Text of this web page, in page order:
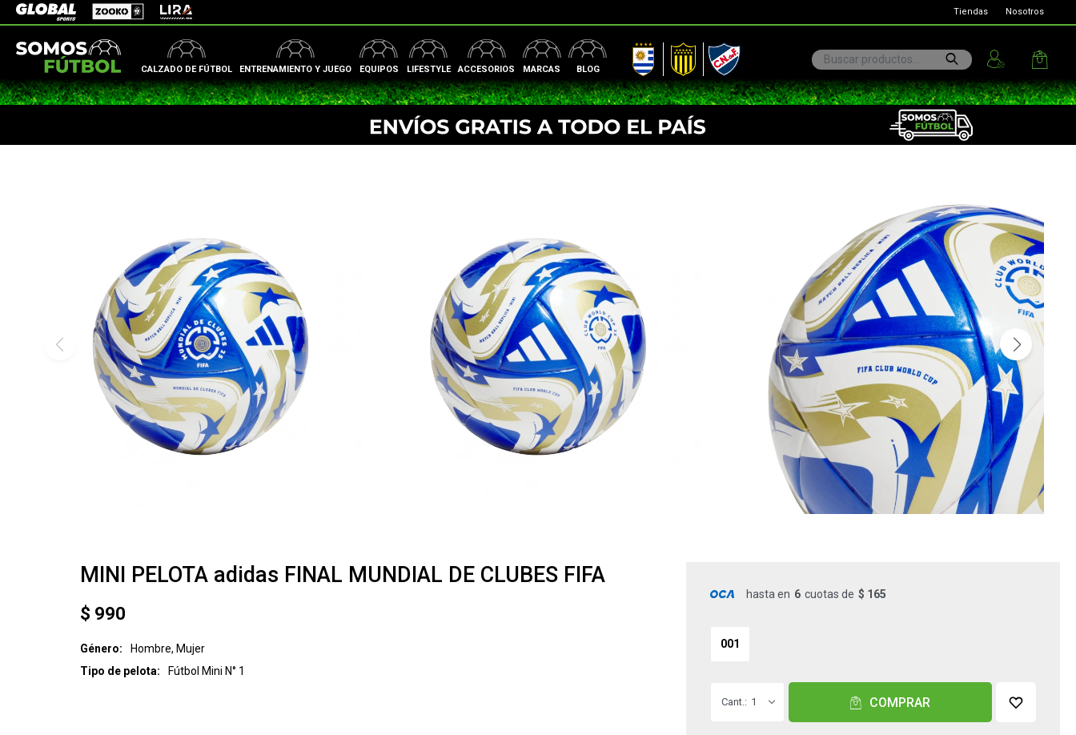
CALZADO DE FÚTBOL ENTRENAMIENTO Y JUEGO EQUIPOS LIFESTYLE ACCESORIOS MARCAS BLOG
AUF Peñarol Nacional
Global Sports Zooko Lira Tiendas Nosotros
MINI PELOTA adidas FINAL MUNDIAL DE CLUBES FIFA
$ 990
Género
Hombre, Mujer
Tipo de pelota
Fútbol Mini N° 1
hasta en 6 cuotas de $ 165
001
1 COMPRAR